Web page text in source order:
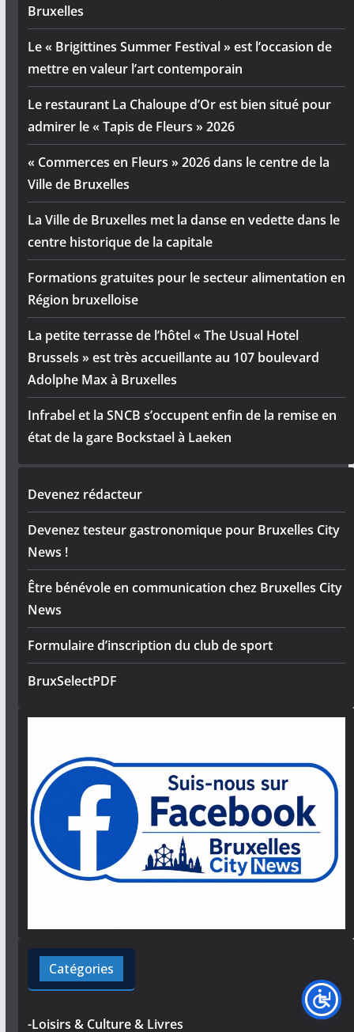
Bruxelles
Le « Brigittines Summer Festival » est l’occasion de
mettre en valeur l’art contemporain
Le restaurant La Chaloupe d’Or est bien situé pour
admirer le « Tapis de Fleurs » 2026
« Commerces en Fleurs » 2026 dans le centre de la
Ville de Bruxelles
La Ville de Bruxelles met la danse en vedette dans le
centre historique de la capitale
Formations gratuites pour le secteur alimentation en
Région bruxelloise
La petite terrasse de l’hôtel « The Usual Hotel
Brussels » est très accueillante au 107 boulevard
Adolphe Max à Bruxelles
Infrabel et la SNCB s’occupent enfin de la remise en
état de la gare Bockstael à Laeken
Devenez rédacteur
Devenez testeur gastronomique pour Bruxelles City
News !
Être bénévole en communication chez Bruxelles City
News
Formulaire d’inscription du club de sport
BruxSelectPDF
Catégories
-Loisirs & Culture & Livres